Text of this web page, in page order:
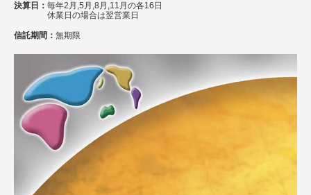
決算日： 毎年2月,5月,8月,11月の各16日
休業日の場合は翌営業日
信託期間： 無期限